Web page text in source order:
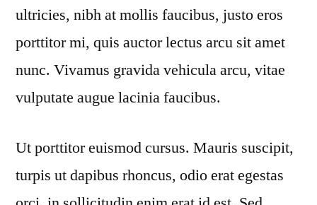
ultricies, nibh at mollis faucibus, justo eros
porttitor mi, quis auctor lectus arcu sit amet
nunc. Vivamus gravida vehicula arcu, vitae
vulputate augue lacinia faucibus.
Ut porttitor euismod cursus. Mauris suscipit,
turpis ut dapibus rhoncus, odio erat egestas